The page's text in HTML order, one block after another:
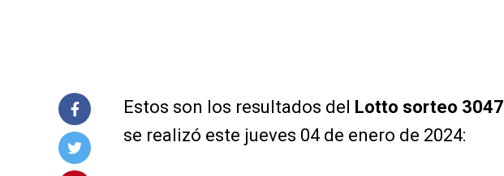
Estos son los resultados del Lotto sorteo 3047
se realizó este jueves 04 de enero de 2024: